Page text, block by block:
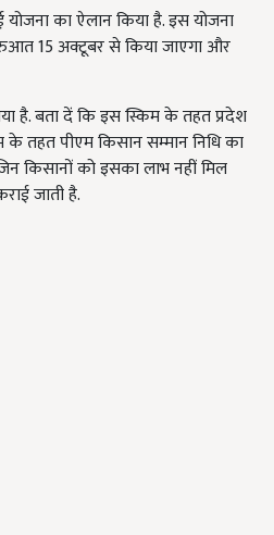
का ऐलान किया है. इस योजना
15 अक्टूबर से किया जाएगा और
है. बता दें कि इस स्किम के तहत प्रदेश
के तहत पीएम किसान सम्मान निधि का
किसानों को इसका लाभ नहीं मिल
जाती है.